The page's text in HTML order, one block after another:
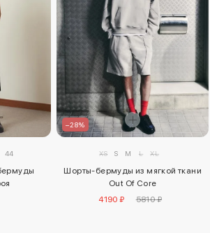
44
–28%
XS S M L XL
Шорты-бермуды из мягкой ткани
Out Of Core
4190 ₽
5810 ₽